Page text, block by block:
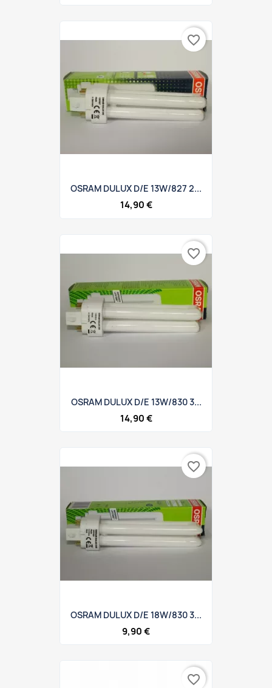
OSRAM DULUX D/E 13W/827 2...
14,90 €
favorite_border
OSRAM DULUX D/E 13W/830 3...
14,90 €
favorite_border
OSRAM DULUX D/E 18W/830 3...
9,90 €
favorite_border
favorite_border